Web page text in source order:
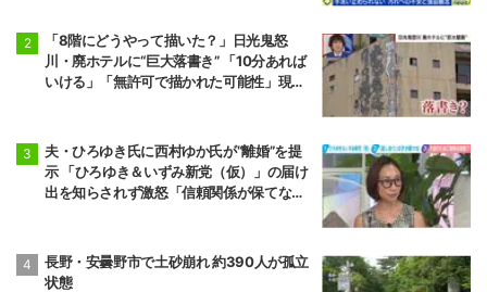
「8階にどうやって描いた？」日光鬼怒
川・廃ホテルに“巨大落書き” 「10分あれば
いける」「無許可で描かれた可能性」現役
夫・ひろゆき氏に西村ゆか氏が“離婚”を提
示 「ひろゆき＆いずみ新党（仮）」の届け
出を知らされず激怒「信頼関係が保てない
長野・安曇野市で土砂崩れ 約390人が孤立
状態